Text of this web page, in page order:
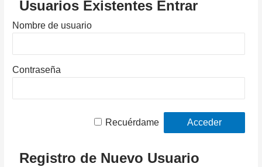
Usuarios Existentes Entrar
Nombre de usuario
Contraseña
Recuérdame
Registro de Nuevo Usuario